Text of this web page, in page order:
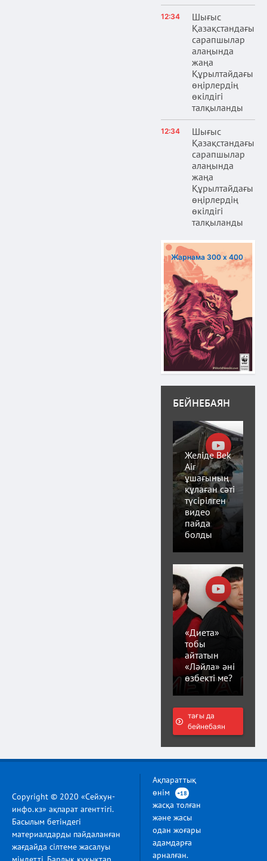
12:34
Шығыс
Қазақстандағы
сарапшылар
алаңында
жаңа
Құрылтайдағы
өңірлердің
өкілдігі
талқыланды
12:34
Шығыс
Қазақстандағы
сарапшылар
алаңында
жаңа
Құрылтайдағы
өңірлердің
өкілдігі
талқыланды
Жарнама 300 х 400
БЕЙНЕБАЯН
Желіде Bek
Air
ұшағының
құлаған сәті
түсірілген
видео
пайда
болды
«Диета»
тобы
айтатын
«Ләйла» әні
өзбекті ме?
тағы да
бейнебаян
Copyright © 2020 «Сейхун-
инфо.кз» ақпарат агенттігі.
Басылым бетіндегі
материалдарды пайдаланған
жағдайда сілтеме жасалуы
Ақпараттық
өнім
+18
жасқа толған
және жасы
одан жоғары
адамдарға
арналған.